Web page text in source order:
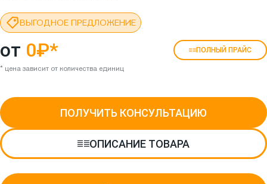
ВЫГОДНОЕ ПРЕДЛОЖЕНИЕ
от 0₽* ПОЛНЫЙ ПРАЙС
* цена зависит от количества единиц
ПОЛУЧИТЬ КОНСУЛЬТАЦИЮ
ОПИСАНИЕ ТОВАРА